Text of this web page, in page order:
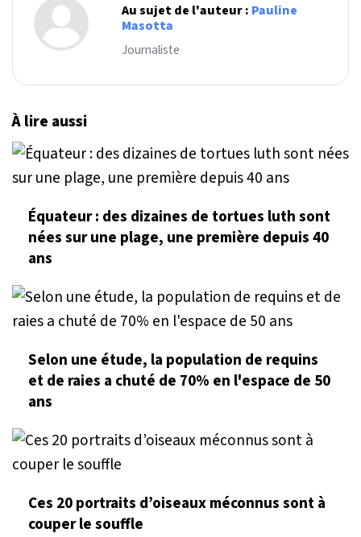
Au sujet de l'auteur : Pauline
Masotta
Journaliste
À lire aussi
Équateur : des dizaines de tortues luth sont
nées sur une plage, une première depuis 40
ans
Selon une étude, la population de requins
et de raies a chuté de 70% en l'espace de 50
ans
Ces 20 portraits d’oiseaux méconnus sont à
couper le souffle